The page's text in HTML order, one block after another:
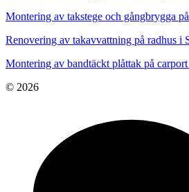
Montering av takstege och gångbrygga
Renovering av takavvattning på radhus i
Montering av bandtäckt plåttak på
© 2026